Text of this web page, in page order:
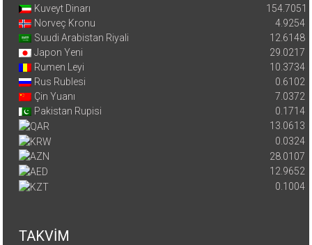
Kuveyt Dinarı
154.7051
Norveç Kronu
4.9254
Suudi Arabistan Riyali
12.6148
Japon Yeni
29.0217
Rumen Leyi
10.3734
Rus Rublesi
0.6102
Çin Yuanı
7.0372
Pakistan Rupisi
0.1714
13.0613
0.0324
28.0107
12.9652
0.1004
TAKVİM